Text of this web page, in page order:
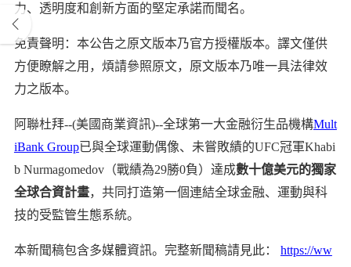
力、透明度和創新方面的堅定承諾而聞名。
免責聲明：本公告之原文版本乃官方授權版本。譯文僅供
方便瞭解之用，煩請參照原文，原文版本乃唯一具法律效
力之版本。
阿聯杜拜--(美國商業資訊)--全球第一大金融衍生品機構Mult
iBank Group已與全球運動偶像、未嘗敗績的UFC冠軍Khabi
b Nurmagomedov（戰績為29勝0負）達成數十億美元的獨家
全球合資計畫，共同打造第一個連結全球金融、運動與科
技的受監管生態系統。
本新聞稿包含多媒體資訊。完整新聞稿請見此： https://ww